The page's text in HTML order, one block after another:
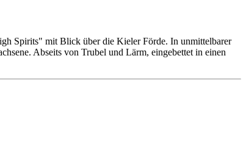
Spirits" mit Blick über die Kieler Förde. In unmittelbarer
Abseits von Trubel und Lärm, eingebettet in einen